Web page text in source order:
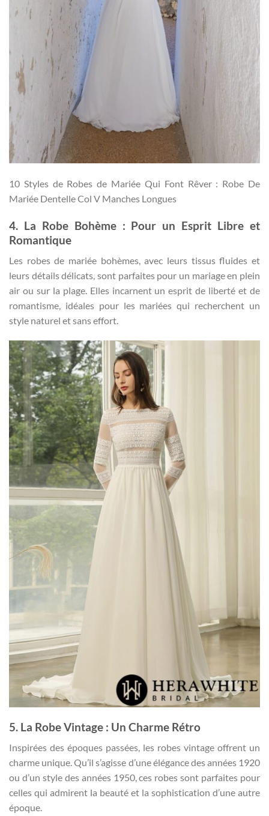
10 Styles de Robes de Mariée Qui Font Rêver : Robe De
Mariée Dentelle Col V Manches Longues
4. La Robe Bohème : Pour un Esprit Libre et
Romantique
Les robes de mariée bohèmes, avec leurs tissus fluides et
leurs détails délicats, sont parfaites pour un mariage en plein
air ou sur la plage. Elles incarnent un esprit de liberté et de
romantisme, idéales pour les mariées qui recherchent un
style naturel et sans effort.
5. La Robe Vintage : Un Charme Rétro
Inspirées des époques passées, les robes vintage offrent un
charme unique. Qu’il s’agisse d’une élégance des années 1920
ou d’un style des années 1950, ces robes sont parfaites pour
celles qui admirent la beauté et la sophistication d’une autre
époque.